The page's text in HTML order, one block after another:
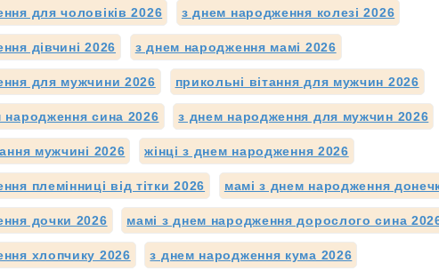
для чоловіків 2026 з днем народження колезі 2026
дівчині 2026 з днем народження мамі 2026
для мужчини 2026 прикольні вітання для мужчин 2026
народження сина 2026 з днем народження для мужчин 2026
мужчині 2026 жінці з днем народження 2026
племінниці від тітки 2026 мамі з днем народження
дочки 2026 мамі з днем народження дорослого сина
хлопчику 2026 з днем народження кума 2026